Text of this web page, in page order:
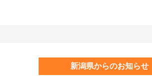
新潟県からのお知らせ